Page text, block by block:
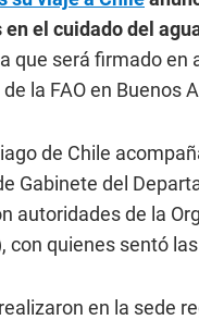
el cuidado del
que será firmado en
la FAO en Buenos
de Chile
Gabinete del
autoridades de la
con quienes sentó
en la sede